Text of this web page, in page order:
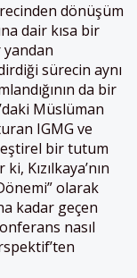
dönüşüm
dair kısa bir
sürecin aynı
da bir
Müslüman
IGMG ve
bir tutum
Kızılkaya’nın
olarak
kadar geçen
nasıl